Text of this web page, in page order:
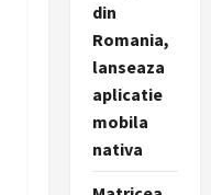
din
Romania,
lanseaza
aplicatie
mobila
nativa